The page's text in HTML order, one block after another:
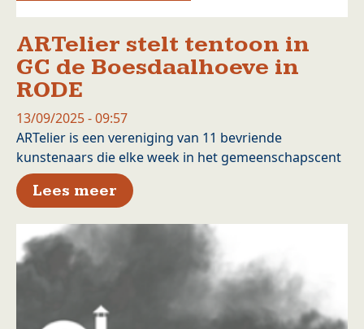
ARTelier stelt tentoon in
GC de Boesdaalhoeve in
RODE
13/09/2025 - 09:57
ARTelier is een vereniging van 11 bevriende
kunstenaars die elke week in het gemeenschapscent
Lees meer over ARTelier stelt tentoon in